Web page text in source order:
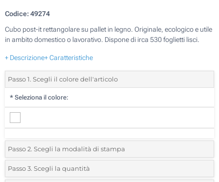
Codice:49274
Cubo post-it rettangolare su pallet in legno. Originale, ecologico e utile
in ambito domestico o lavorativo. Dispone di irca 530 foglietti lisci.
+ Descrizione+ Caratteristiche
Passo 1. Scegli il colore dell'articolo
* Seleziona il colore:
Passo 2. Scegli la modalità di stampa
*Seleziona la posizione di stampa e il colore del vostro logo:
Passo 3. Scegli la quantità